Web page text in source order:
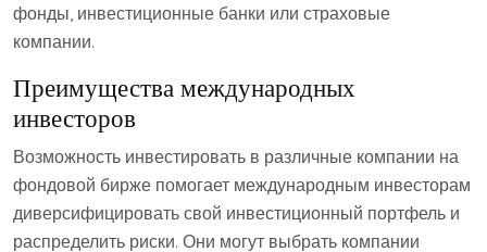
фонды, инвестиционные банки или страховые
компании.
Преимущества международных
инвесторов
Возможность инвестировать в различные компании на
фондовой бирже помогает международным инвесторам
диверсифицировать свой инвестиционный портфель и
распределить риски. Они могут выбрать компании